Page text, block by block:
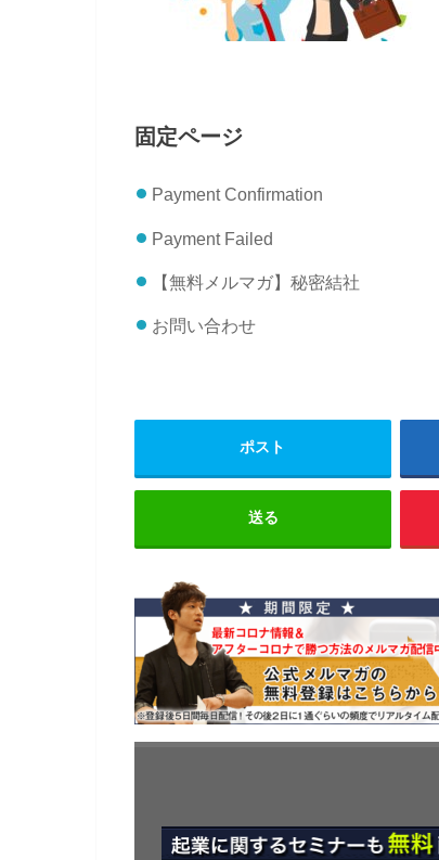
固定ページ
Payment Confirmation
Payment Failed
【無料メルマガ】秘密結社
お問い合わせ
ポスト
送る